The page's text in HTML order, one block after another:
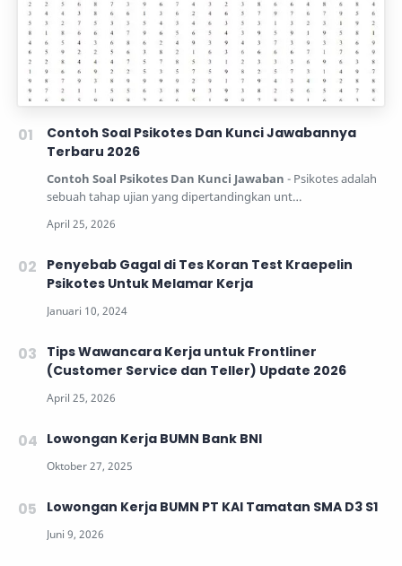
Contoh Soal Psikotes Dan Kunci Jawabannya
Terbaru 2026
Contoh Soal Psikotes Dan Kunci Jawaban - Psikotes adalah
sebuah tahap ujian yang dipertandingkan unt…
Penyebab Gagal di Tes Koran Test Kraepelin
Psikotes Untuk Melamar Kerja
Tips Wawancara Kerja untuk Frontliner
(Customer Service dan Teller) Update 2026
Lowongan Kerja BUMN Bank BNI
Lowongan Kerja BUMN PT KAI Tamatan SMA D3 S1